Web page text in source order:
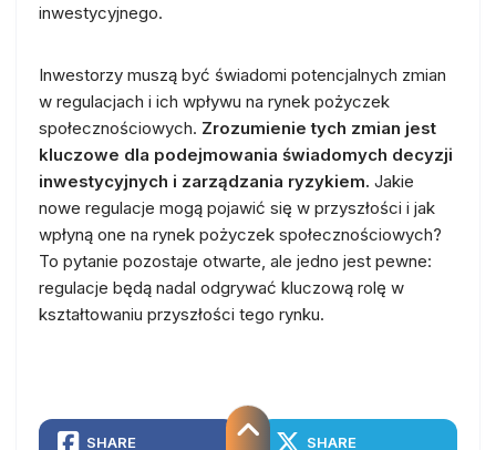
inwestycyjnego.
Inwestorzy muszą być świadomi potencjalnych zmian
w regulacjach i ich wpływu na rynek pożyczek
społecznościowych. Zrozumienie tych zmian jest
kluczowe dla podejmowania świadomych decyzji
inwestycyjnych i zarządzania ryzykiem. Jakie
nowe regulacje mogą pojawić się w przyszłości i jak
wpłyną one na rynek pożyczek społecznościowych?
To pytanie pozostaje otwarte, ale jedno jest pewne:
regulacje będą nadal odgrywać kluczową rolę w
kształtowaniu przyszłości tego rynku.
SHARE SHARE